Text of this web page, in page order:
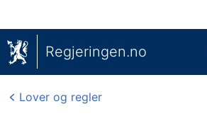
Regjeringen.no
Lover og regler